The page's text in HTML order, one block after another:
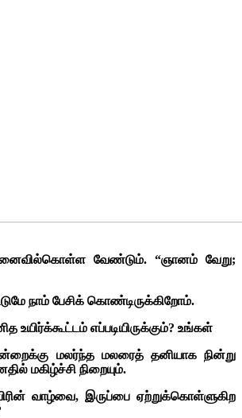
வேண்டும். “ஞானம் வேறு;
நாம் பேசிக் கொண்டிருக்கிறோம்.
உயிர்க்கூட்டம் எப்படியிருக்கும்? உங்கள்
மலர்ந்த மலரைத் தனியாக நின்று
மகிழ்ச்சி நிறையும்.
வாழ்வை, இருப்பை ஏற்றுக்கொள்ளுகிற